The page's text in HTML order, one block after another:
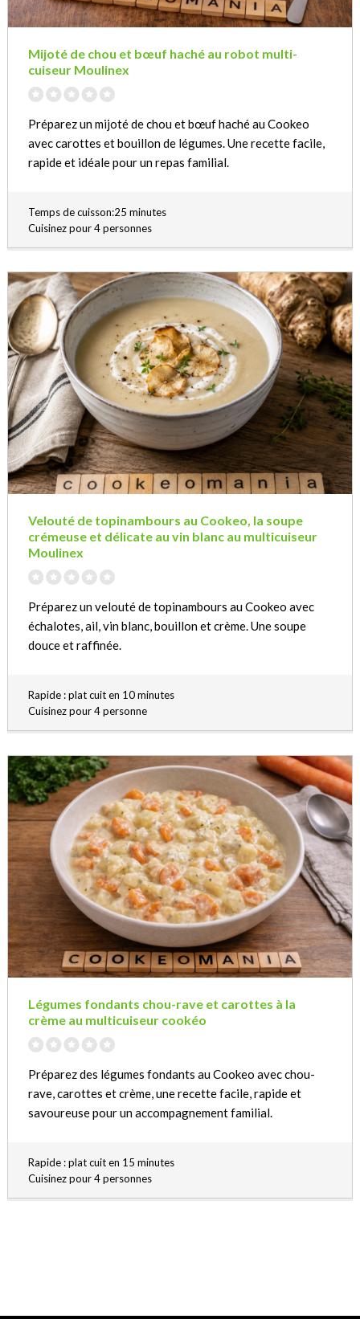
Mijoté de chou et bœuf haché au robot multi-
cuiseur Moulinex
Préparez un mijoté de chou et bœuf haché au Cookeo
avec carottes et bouillon de légumes. Une recette facile,
rapide et idéale pour un repas familial.
Temps de cuisson:25 minutes
Cuisinez pour 4 personnes
Velouté de topinambours au Cookeo, la soupe
crémeuse et délicate au vin blanc au multicuiseur
Moulinex
Préparez un velouté de topinambours au Cookeo avec
échalotes, ail, vin blanc, bouillon et crème. Une soupe
douce et raffinée.
Rapide : plat cuit en 10 minutes
Cuisinez pour 4 personne
Légumes fondants chou-rave et carottes à la
crème au multicuiseur cookéo
Préparez des légumes fondants au Cookeo avec chou-
rave, carottes et crème, une recette facile, rapide et
savoureuse pour un accompagnement familial.
Rapide : plat cuit en 15 minutes
Cuisinez pour 4 personnes